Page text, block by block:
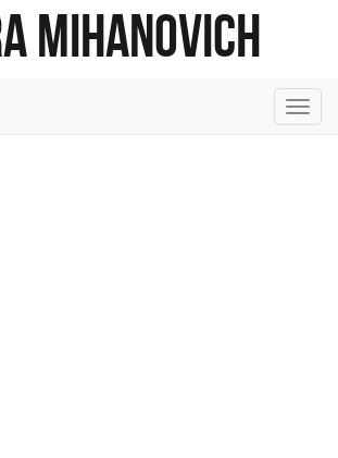
Mihanovich